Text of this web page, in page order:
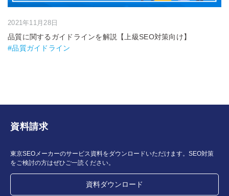
2021年11月28日
品質に関するガイドラインを解説【上級SEO対策向け】
#品質ガイドライン
資料請求
東京SEOメーカーのサービス資料をダウンロードいただけます。SEO対策
をご検討の方はぜひご一読ください。
資料ダウンロード